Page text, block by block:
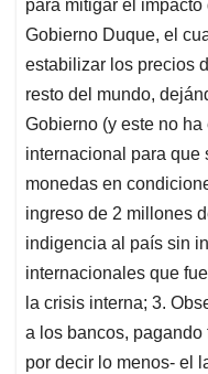
para mitigar el
Gobierno Duque, el
estabilizar los precios
resto del mundo,
Gobierno (y este no
internacional para que
monedas en
ingreso de 2 millones
indigencia al país sin
internacionales que
la crisis interna; 3.
a los bancos,
por decir lo menos- el